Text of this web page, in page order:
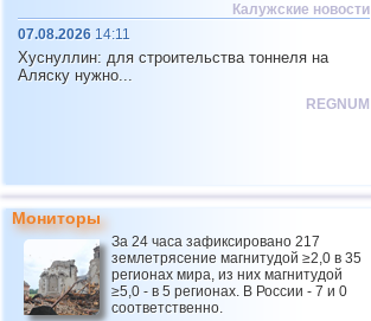
19 Чили
20 Мьянма 3,1...4,2
4,2 1
24 Эквадор 3,0...3,9 3
25 Карибское море 3,8
Норвегия 3,7
27 Пуэрто-Рико
Калужские новости
07.08.2026 14:11
Хуснуллин: для строительства тоннеля на
Аляску нужно...
REGNUM
Мониторы
За 24 часа зафиксировано 217
землетрясение магнитудой ≥2,0 в 35
регионах мира, из них магнитудой
≥5,0 - в 5 регионах. В России - 7 и 0
соответственно.